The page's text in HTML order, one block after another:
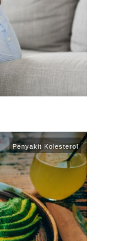
Penyakit Kolesterol